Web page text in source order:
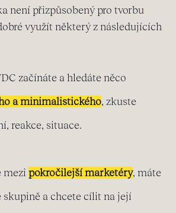
není přizpůsobený pro tvorbu
využít některý z následujících
začínáte a hledáte něco
a minimalistického, zkuste
reakce, situace.
mezi pokročilejší marketéry, máte
skupině a chcete cílit na její